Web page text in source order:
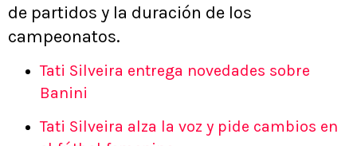
de partidos y la duración de los
campeonatos.
Tati Silveira entrega novedades sobre
Banini
Tati Silveira alza la voz y pide cambios en